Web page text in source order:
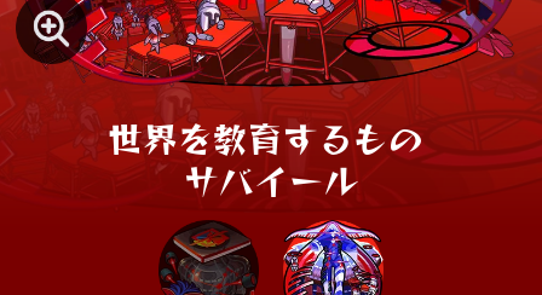
世界を教育するもの
サバイール